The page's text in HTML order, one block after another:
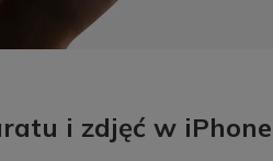
i zdjęć w